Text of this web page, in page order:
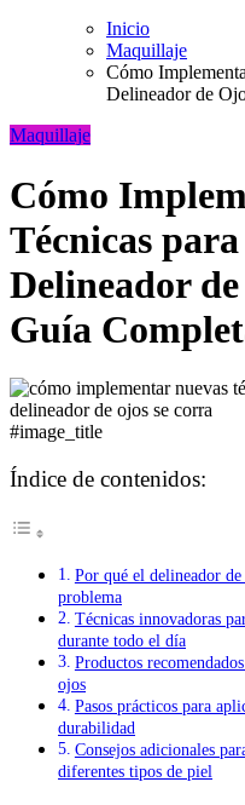
Inicio
Maquillaje
Cómo
Delineador de
Maquillaje
Cómo
Técnicas
Delineador
Guía
#image_title
Índice de contenidos:
Por qué el delineador
problema
Técnicas innovadoras
durante todo el día
Productos
ojos
Pasos prácticos para
durabilidad
Consejos adicionales
diferentes tipos de piel